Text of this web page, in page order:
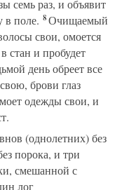
семь раз, и объявит
в поле. 8Очищаемый
свои, омоется
стан и пробудет
день обреет все
брови глаз
одежды свои, и
(однолетних) без
порока, и три
смешанной с
лог